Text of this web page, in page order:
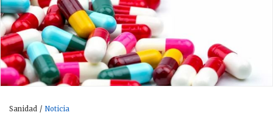
Sanidad Noticia